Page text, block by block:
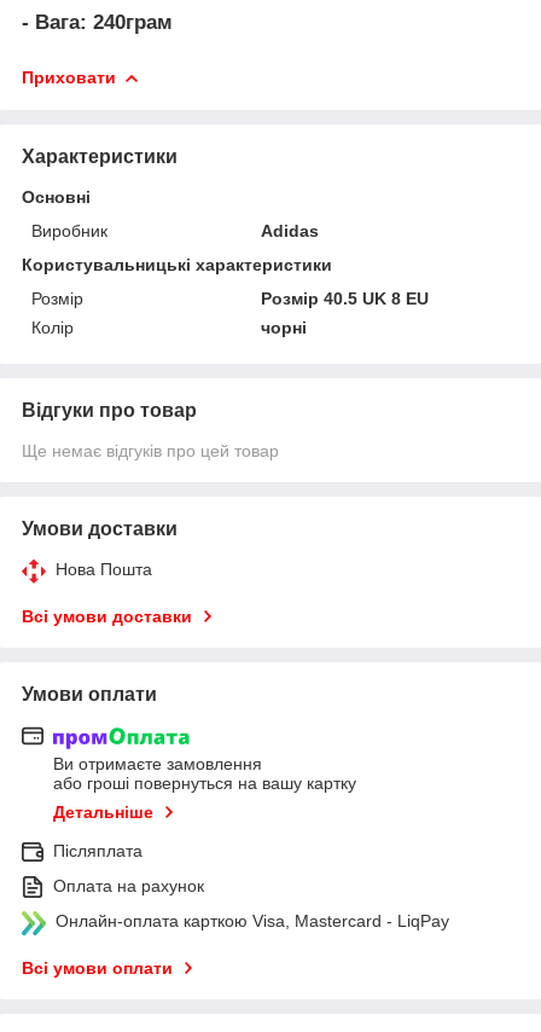
- Вага: 240грам
Приховати
Характеристики
Основні
Виробник
Adidas
Користувальницькі характеристики
Розмір
Розмір 40.5 UK 8 EU
Колір
чорні
Відгуки про товар
Ще немає відгуків про цей товар
Умови доставки
Нова Пошта
Всі умови доставки
Умови оплати
Ви отримаєте замовлення
або гроші повернуться на вашу картку
Детальніше
Післяплата
Оплата на рахунок
Онлайн-оплата карткою Visa, Mastercard - LiqPay
Всі умови оплати